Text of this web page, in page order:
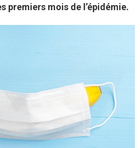
premiers mois de l’épidémie.